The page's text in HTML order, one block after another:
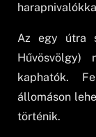
Az egy útra
Hűvösvölgy)
kaphatók.
állomáson
történik.